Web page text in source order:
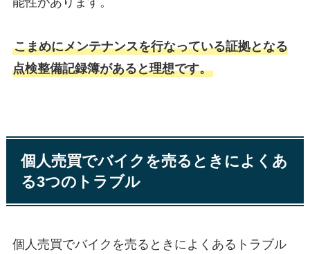
こまめにメンテナンスを行なっている証拠となる
点検整備記録簿があると理想です。
個人売買でバイクを売るときによくあ
る3つのトラブル
個人売買でバイクを売るときによくあるトラブル